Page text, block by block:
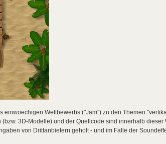
einwoechigen Wettbewerbs ("Jam") zu den Themen
3D-Modelle) und der Quellcode sind innerhalb dieser
von Drittanbietern geholt - und im Falle der